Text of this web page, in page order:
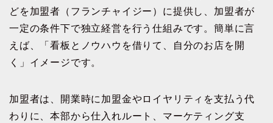
どを加盟者（フランチャイジー）に提供し、加盟者が
一定の条件下で独立経営を行う仕組みです。簡単に言
えば、「看板とノウハウを借りて、自分のお店を開
く」イメージです。
加盟者は、開業時に加盟金やロイヤリティを支払う代
わりに、本部から仕入れルート、マーケティング支